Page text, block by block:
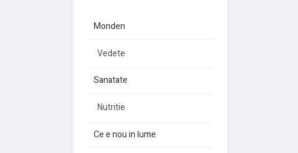
Monden
Vedete
Sanatate
Nutritie
Ce e nou in lume